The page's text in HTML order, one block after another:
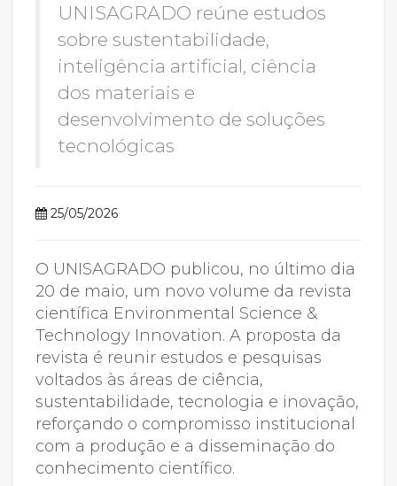
UNISAGRADO reúne estudos
sobre sustentabilidade,
inteligência artificial, ciência
dos materiais e
desenvolvimento de soluções
tecnológicas
25/05/2026
O UNISAGRADO publicou, no último dia
20 de maio, um novo volume da revista
científica Environmental Science &
Technology Innovation. A proposta da
revista é reunir estudos e pesquisas
voltados às áreas de ciência,
sustentabilidade, tecnologia e inovação,
reforçando o compromisso institucional
com a produção e a disseminação do
conhecimento científico.